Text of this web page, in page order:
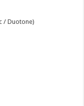
/ Duotone)